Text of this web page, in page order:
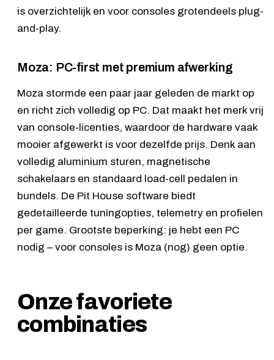
is overzichtelijk en voor consoles grotendeels plug-
and-play.
Moza: PC-first met premium afwerking
Moza stormde een paar jaar geleden de markt op
en richt zich volledig op PC. Dat maakt het merk vrij
van console-licenties, waardoor de hardware vaak
mooier afgewerkt is voor dezelfde prijs. Denk aan
volledig aluminium sturen, magnetische
schakelaars en standaard load-cell pedalen in
bundels. De Pit House software biedt
gedetailleerde tuningopties, telemetry en profielen
per game. Grootste beperking: je hebt een PC
nodig – voor consoles is Moza (nog) geen optie.
Onze favoriete
combinaties